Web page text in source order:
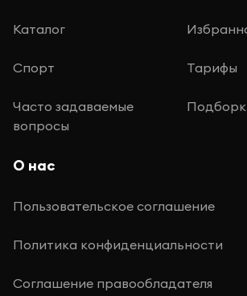
Каталог
Спорт Тарифы
Часто задаваемые
вопросы
О нас
Пользовательское соглашение
Политика конфиденциальности
Соглашение правообладателя